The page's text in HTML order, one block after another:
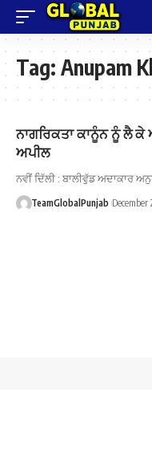
Tag: Anupam
ਨਾਗਰਿਕਤਾ ਕਾਨੂੰਨ ਨੂੰ ਲੈ
ਅਪੀਲ
ਨਵੀਂ ਦਿੱਲੀ : ਬਾਲੀਵੁੱਡ ਅਦਾਕਾਰ
TeamGlobalPunjab December